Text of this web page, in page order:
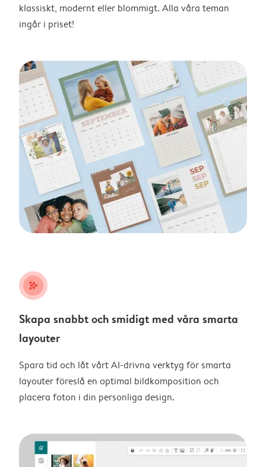
klassiskt, modernt eller blommigt. Alla våra teman
ingår i priset!
stars_plus
Skapa snabbt och smidigt med våra smarta
layouter
Spara tid och låt vårt AI-drivna verktyg för smarta
layouter föreslå en optimal bildkomposition och
placera foton i din personliga design.